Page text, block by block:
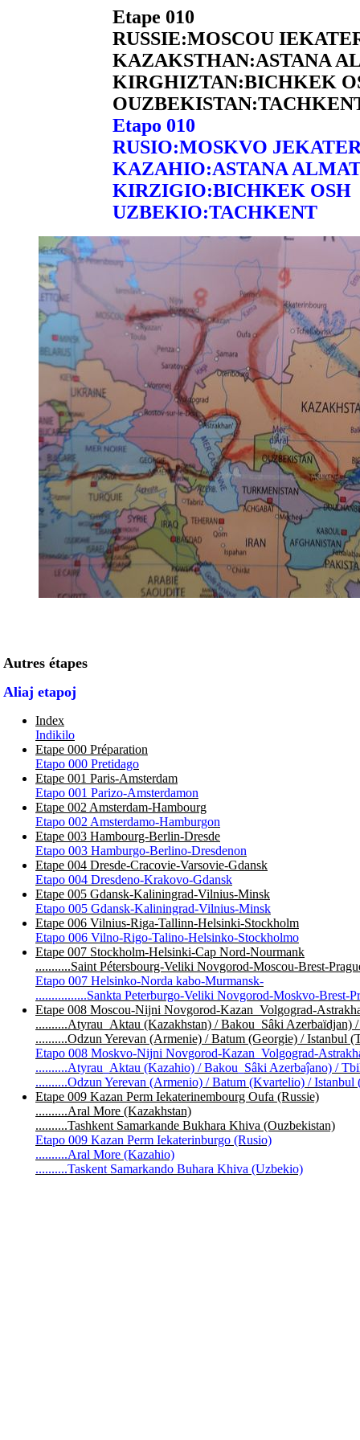
Etape 010
RUSSIE:MOSCOU
KAZAKSTHAN:ASTANA
KIRGHIZTAN:BICHKEK
Etapo 010
RUSIO:MOSKVO
KAZAHIO:ASTANA
KIRZIGIO:BICHKEK OSH
UZBEKIO:TACHKENT
Autres étapes
Aliaj etapoj
Index
Indikilo
Etape 000 Préparation
Etapo 000 Pretidago
Etape 001 Paris-Amsterdam
Etapo 001 Parizo-Amsterdamon
Etape 002 Amsterdam-Hambourg
Etapo 002 Amsterdamo-Hamburgon
Etape 003 Hambourg-Berlin-Dresde
Etapo 003 Hamburgo-Berlino-Dresdenon
Etape 004 Dresde-Cracovie-Varsovie-Gdansk
Etapo 004 Dresdeno-Krakovo-Gdansk
Etape 005 Gdansk-Kaliningrad-Vilnius-Minsk
Etapo 005 Gdansk-Kaliningrad-Vilnius-Minsk
Etape 006 Vilnius-Riga-Tallinn-Helsinki-Stockholm
Etapo 006 Vilno-Rigo-Talino-Helsinko-Stockholmo
Etape 007 Stockholm-Helsinki-Cap Nord-Nourmank
...........Saint Pétersbourg-Veliki Novgorod-Moscou-Brest-
Etapo 007 Helsinko-Norda kabo-Murmansk-
................Sankta Peterburgo-Veliki Novgorod-Moskvo-Brest-
Etape 008 Moscou-Nijni Novgorod-Kazan_Volgograd-
..........Atyrau_Aktau (Kazakhstan) / Bakou_Sâki Azerbaïdjan)
..........Odzun Yerevan (Armenie) / Batum (Georgie) / Istanbul
Etapo 008 Moskvo-Nijni Novgorod-Kazan_Volgograd-
..........Atyrau_Aktau (Kazahio) / Bakou_Sâki Azerbaĵano) /
..........Odzun Yerevan (Armenio) / Batum (Kvartelio) / Istanbul
Etape 009 Kazan Perm Iekaterinembourg Oufa (Russie)
..........Aral More (Kazakhstan)
..........Tashkent Samarkande Bukhara Khiva (Ouzbekistan)
Etapo 009 Kazan Perm Iekaterinburgo (Rusio)
..........Aral More (Kazahio)
..........Taskent Samarkando Buhara Khiva (Uzbekio)